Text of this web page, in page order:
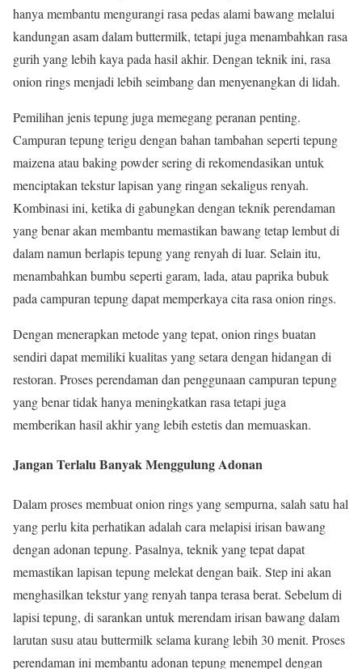
hanya membantu mengurangi rasa pedas alami bawang melalui
kandungan asam dalam buttermilk, tetapi juga menambahkan rasa
gurih yang lebih kaya pada hasil akhir. Dengan teknik ini, rasa
onion rings menjadi lebih seimbang dan menyenangkan di lidah.
Pemilihan jenis tepung juga memegang peranan penting.
Campuran tepung terigu dengan bahan tambahan seperti tepung
maizena atau baking powder sering di rekomendasikan untuk
menciptakan tekstur lapisan yang ringan sekaligus renyah.
Kombinasi ini, ketika di gabungkan dengan teknik perendaman
yang benar akan membantu memastikan bawang tetap lembut di
dalam namun berlapis tepung yang renyah di luar. Selain itu,
menambahkan bumbu seperti garam, lada, atau paprika bubuk
pada campuran tepung dapat memperkaya cita rasa onion rings.
Dengan menerapkan metode yang tepat, onion rings buatan
sendiri dapat memiliki kualitas yang setara dengan hidangan di
restoran. Proses perendaman dan penggunaan campuran tepung
yang benar tidak hanya meningkatkan rasa tetapi juga
memberikan hasil akhir yang lebih estetis dan memuaskan.
Jangan Terlalu Banyak Menggulung Adonan
Dalam proses membuat onion rings yang sempurna, salah satu hal
yang perlu kita perhatikan adalah cara melapisi irisan bawang
dengan adonan tepung. Pasalnya, teknik yang tepat dapat
memastikan lapisan tepung melekat dengan baik. Step ini akan
menghasilkan tekstur yang renyah tanpa terasa berat. Sebelum di
lapisi tepung, di sarankan untuk merendam irisan bawang dalam
larutan susu atau buttermilk selama kurang lebih 30 menit. Proses
perendaman ini membantu adonan tepung menempel dengan